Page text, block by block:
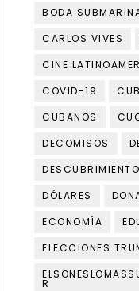
BODA
CARLOS VIVES
CINE
COVID-19
CUBANOS
DECOMISOS
DESCUBRIMIENTO
DÓLARES
ECONOMÍA
ELECCIONES
R